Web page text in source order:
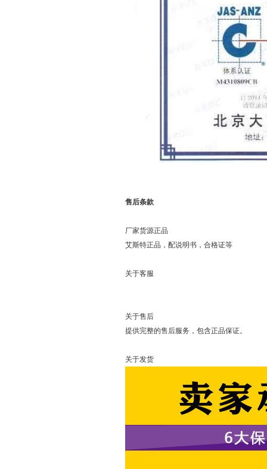
售后条款
厂家货源正品
艾斯特正品，配说明书，合格证等
关于客服
关于售后
提供完整的售后服务，包含正品保证。
关于发货